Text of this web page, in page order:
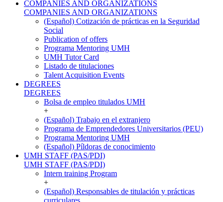
COMPANIES AND ORGANIZATIONS
COMPANIES AND ORGANIZATIONS
(Español) Cotización de prácticas en la Seguridad
Social
Publication of offers
Programa Mentoring UMH
UMH Tutor Card
Listado de titulaciones
Talent Acquisition Events
DEGREES
DEGREES
Bolsa de empleo titulados UMH
+
(Español) Trabajo en el extranjero
Programa de Emprendedores Universitarios (PEU)
Programa Mentoring UMH
(Español) Píldoras de conocimiento
UMH STAFF (PAS/PDI)
UMH STAFF (PAS/PDI)
Intern training Program
+
(Español) Responsables de titulación y prácticas
curriculares